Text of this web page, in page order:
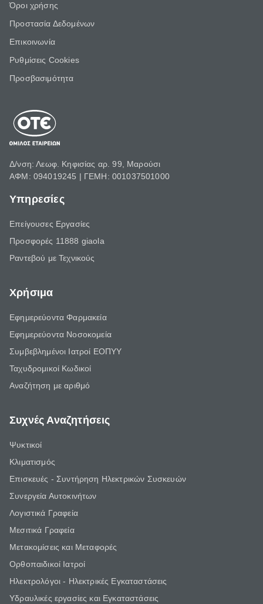
Όροι χρήσης
Προστασία Δεδομένων
Επικοινωνία
Ρυθμίσεις Cookies
Προσβασιμότητα
Δ/νση: Λεωφ. Κηφισίας αρ. 99, Μαρούσι
ΑΦΜ: 094019245 | ΓΕΜΗ: 001037501000
Υπηρεσίες
Επείγουσες Εργασίες
Προσφορές 11888 giaola
Ραντεβού με Τεχνικούς
Χρήσιμα
Εφημερεύοντα Φαρμακεία
Εφημερεύοντα Νοσοκομεία
Συμβεβλημένοι Ιατροί ΕΟΠΥΥ
Ταχυδρομικοί Κωδικοί
Αναζήτηση με αριθμό
Συχνές Αναζητήσεις
Ψυκτικοί
Κλιματισμός
Επισκευές - Συντήρηση Ηλεκτρικών Συσκευών
Συνεργεία Αυτοκινήτων
Λογιστικά Γραφεία
Μεσιτικά Γραφεία
Μετακομίσεις και Μεταφορές
Ορθοπαιδικοί Ιατροί
Ηλεκτρολόγοι - Ηλεκτρικές Εγκαταστάσεις
Υδραυλικές εργασίες και Εγκαταστάσεις